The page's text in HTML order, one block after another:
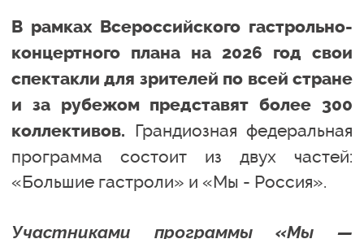
В рамках Всероссийского гастрольно-
концертного плана на 2026 год свои
спектакли для зрителей по всей стране
и за рубежом представят более 300
коллективов. Грандиозная федеральная
программа состоит из двух частей:
«Большие гастроли» и «Мы - Россия».
Участниками программы «Мы —